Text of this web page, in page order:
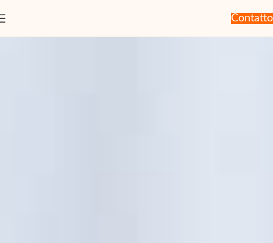
Contatto